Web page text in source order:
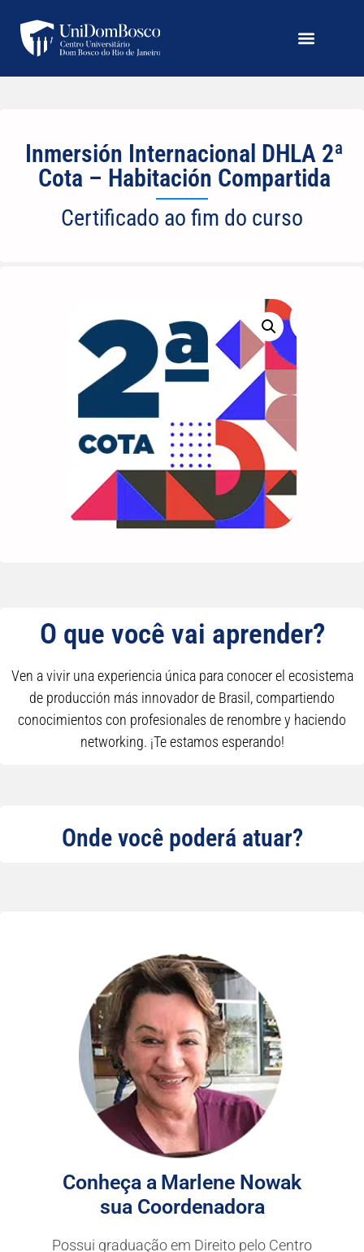
Inmersión Internacional DHLA 2ª
Cota – Habitación Compartida
Certificado ao fim do curso
O que você vai aprender?
Ven a vivir una experiencia única para conocer el ecosistema
de producción más innovador de Brasil, compartiendo
conocimientos con profesionales de renombre y haciendo
networking. ¡Te estamos esperando!
Onde você poderá atuar?
Conheça a Marlene Nowak
sua Coordenadora
Possui graduação em Direito pelo Centro